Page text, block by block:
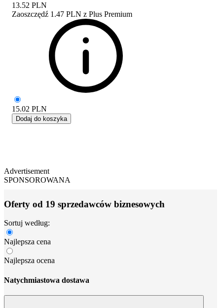
13.52 PLN
Zaoszczędź 1.47 PLN z Plus Premium
15.02 PLN
Dodaj do koszyka
Advertisement
SPONSOROWANA
Oferty od 19 sprzedawców biznesowych
Sortuj według:
Najlepsza cena
Najlepsza ocena
Natychmiastowa dostawa